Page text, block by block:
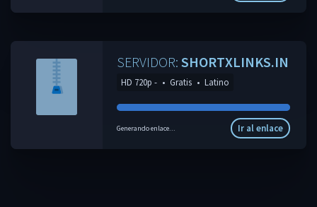
SERVIDOR: SHORTXLINKS.IN
HD 720p - • Gratis • Latino
Generando enlace... Ir al enlace